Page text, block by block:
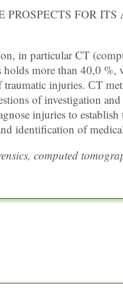
FOR
in particular CT
more than 40,0 %,
injuries. СT
of investigation
injuries to establish
identification of
computed